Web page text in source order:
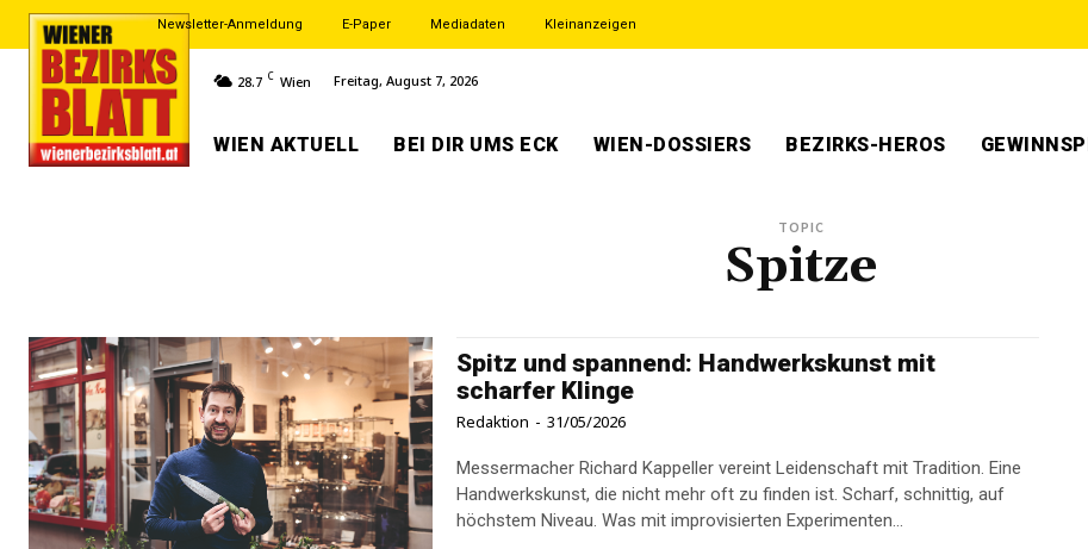
Newsletter-Anmeldung E-Paper Mediadaten Kleinanzeigen
28.7 C Wien Freitag, August 7, 2026
WIEN AKTUELL BEI DIR UMS ECK WIEN-DOSSIERS BEZIRKS-HEROS
TOPIC
Spitze
Spitz und spannend: Handwerkskunst mit
scharfer Klinge
Redaktion - 31/05/2026
Messermacher Richard Kappeller vereint Leidenschaft mit Tradition. Eine
Handwerkskunst, die nicht mehr oft zu finden ist. Scharf, schnittig, auf
höchstem Niveau. Was mit improvisierten Experimenten...